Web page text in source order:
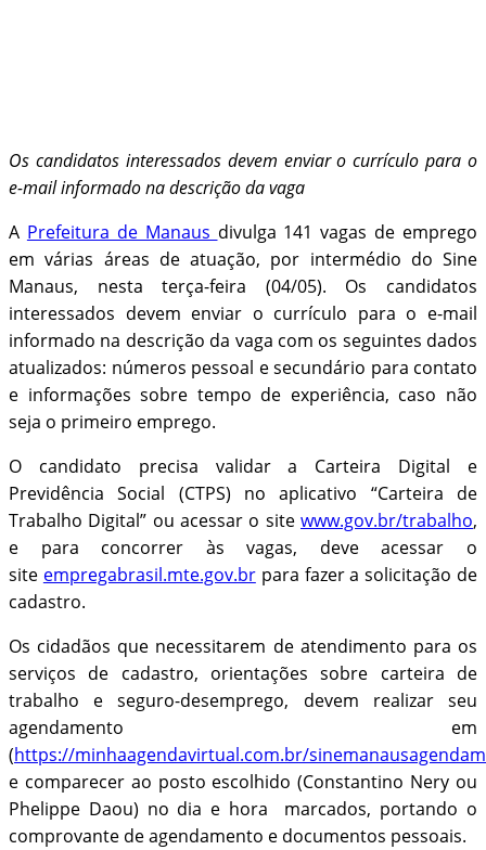
Os candidatos interessados devem enviar o currículo para o
e-mail informado na descrição da vaga
A Prefeitura de Manaus divulga 141 vagas de emprego
em várias áreas de atuação, por intermédio do Sine
Manaus, nesta terça-feira (04/05). Os candidatos
interessados devem enviar o currículo para o e-mail
informado na descrição da vaga com os seguintes dados
atualizados: números pessoal e secundário para contato
e informações sobre tempo de experiência, caso não
seja o primeiro emprego.
O candidato precisa validar a Carteira Digital e
Previdência Social (CTPS) no aplicativo “Carteira de
Trabalho Digital” ou acessar o site www.gov.br/trabalho,
e para concorrer às vagas, deve acessar o
site empregabrasil.mte.gov.brpara fazer a solicitação de
cadastro.
Os cidadãos que necessitarem de atendimento para os
serviços de cadastro, orientações sobre carteira de
trabalho e seguro-desemprego, devem realizar seu
agendamento em
(https://minhaagendavirtual.com.br/
e comparecer ao posto escolhido (Constantino Nery ou
Phelippe Daou) no dia e hora marcados, portando o
comprovante de agendamento e documentos pessoais.